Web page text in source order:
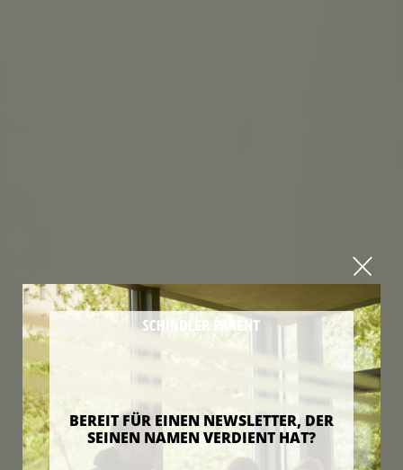
BEREIT FÜR EINEN NEWSLETTER, DER
SEINEN NAMEN VERDIENT HAT?